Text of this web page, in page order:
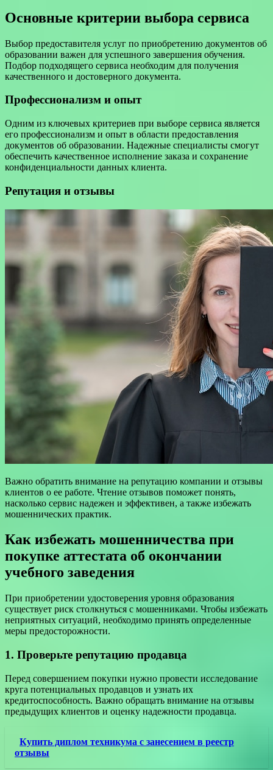
Основные критерии выбора сервиса
Выбор предоставителя услуг по приобретению документов об
образовании важен для успешного завершения обучения.
Подбор подходящего сервиса необходим для получения
качественного и достоверного документа.
Профессионализм и опыт
Одним из ключевых критериев при выборе сервиса является
его профессионализм и опыт в области предоставления
документов об образовании. Надежные специалисты смогут
обеспечить качественное исполнение заказа и сохранение
конфиденциальности данных клиента.
Репутация и отзывы
Важно обратить внимание на репутацию компании и отзывы
клиентов о ее работе. Чтение отзывов поможет понять,
насколько сервис надежен и эффективен, а также избежать
мошеннических практик.
Как избежать мошенничества при
покупке аттестата об окончании
учебного заведения
При приобретении удостоверения уровня образования
существует риск столкнуться с мошенниками. Чтобы избежать
неприятных ситуаций, необходимо принять определенные
меры предосторожности.
1. Проверьте репутацию продавца
Перед совершением покупки нужно провести исследование
круга потенциальных продавцов и узнать их
кредитоспособность. Важно обращать внимание на отзывы
предыдущих клиентов и оценку надежности продавца.
Купить диплом техникума с занесением в реестр
отзывы